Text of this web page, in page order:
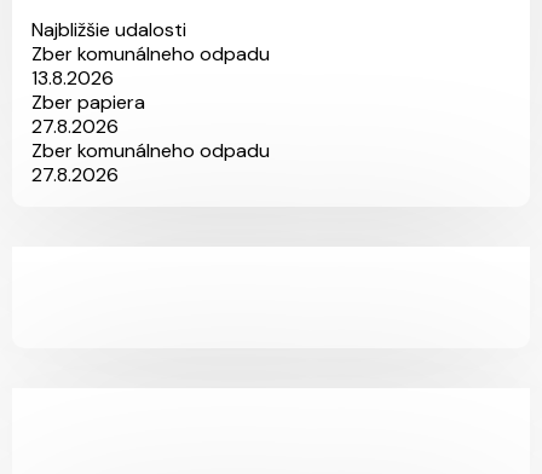
Najbližšie udalosti
Zber komunálneho odpadu
13.8.2026
Zber papiera
27.8.2026
Zber komunálneho odpadu
27.8.2026